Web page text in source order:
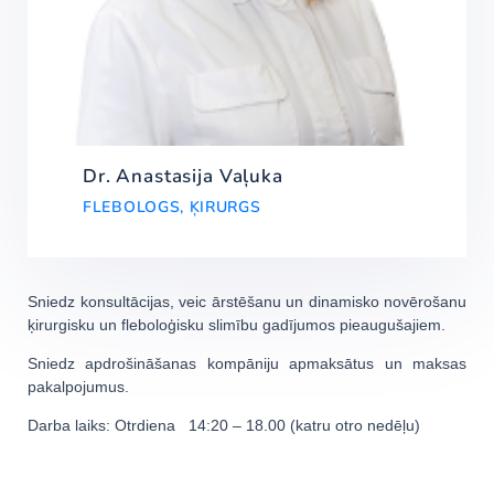
Dr. Anastasija Vaļuka
FLEBOLOGS, ĶIRURGS
Sniedz konsultācijas, veic ārstēšanu un dinamisko novērošanu
ķirurgisku un fleboloģisku slimību gadījumos pieaugušajiem.
Sniedz apdrošināšanas kompāniju apmaksātus un maksas
pakalpojumus.
Darba laiks: Otrdiena 14:20 – 18.00 (katru otro nedēļu)